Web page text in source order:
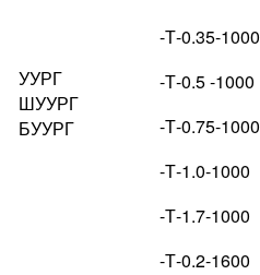
УУРГ
ШУУРГ
БУУРГ
-Т-0.35-1000
-Т-0.5 -1000
-Т-0.75-1000
-Т-1.0-1000
-Т-1.7-1000
-Т-0.2-1600